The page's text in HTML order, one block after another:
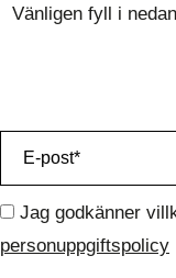
Vänligen fyll i
Jag godkänner
personuppgiftspolicy